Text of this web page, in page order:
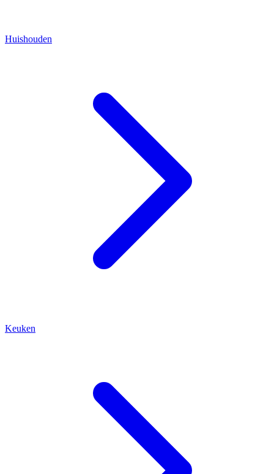
Huishouden
Keuken